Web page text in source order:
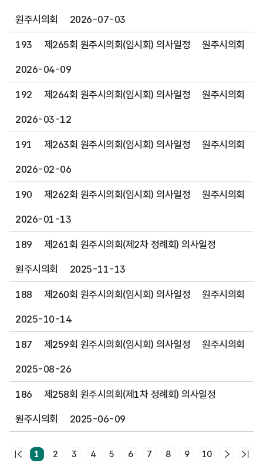
원주시의회 2026-07-03
193 제265회 원주시의회(임시회) 의사일정 원주시의회
2026-04-09
192 제264회 원주시의회(임시회) 의사일정 원주시의회
2026-03-12
191 제263회 원주시의회(임시회) 의사일정 원주시의회
2026-02-06
190 제262회 원주시의회(임시회) 의사일정 원주시의회
2026-01-13
189 제261회 원주시의회(제2차 정례회) 의사일정
원주시의회 2025-11-13
188 제260회 원주시의회(임시회) 의사일정 원주시의회
2025-10-14
187 제259회 원주시의회(임시회) 의사일정 원주시의회
2025-08-26
186 제258회 원주시의회(제1차 정례회) 의사일정
원주시의회 2025-06-09
1 2 3 4 5 6 7 8 9 10